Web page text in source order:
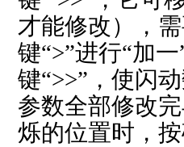
才能修改），
键“>”进行“加
键“>>”，使闪
参数全部修改
烁的位置时，